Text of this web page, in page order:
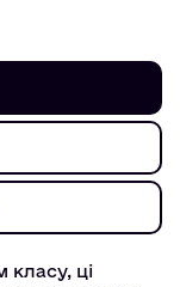
класу, ці